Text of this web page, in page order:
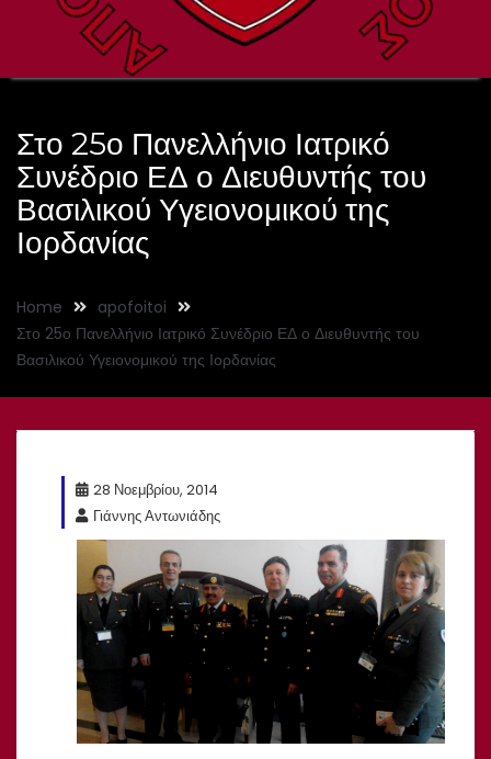
Στο 25ο Πανελλήνιο Ιατρικό
Συνέδριο ΕΔ ο Διευθυντής του
Βασιλικού Υγειονομικού της
Ιορδανίας
Home
apofoitoi
Στο 25ο Πανελλήνιο Ιατρικό Συνέδριο ΕΔ ο Διευθυντής του
Βασιλικού Υγειονομικού της Ιορδανίας
28 Νοεμβρίου, 2014
Γιάννης Αντωνιάδης